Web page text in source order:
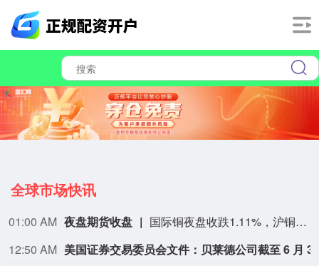
全球市场快讯
01:00 AM 夜盘期货收盘
国际铜夜盘收跌1.11%，沪铜收跌0.80%，沪铝收跌0.13%，沪锌收跌1.54%，沪铅收跌0.29%，沪镍收涨0.52%，沪锡收跌1.51%。氧化铝夜盘收跌0.04%，铝合金收跌0.09%。不锈钢夜盘收涨0.21%。
12:50 AM